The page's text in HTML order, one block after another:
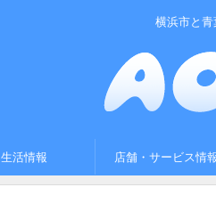
横浜市と
生活情報 店舗・サービス情